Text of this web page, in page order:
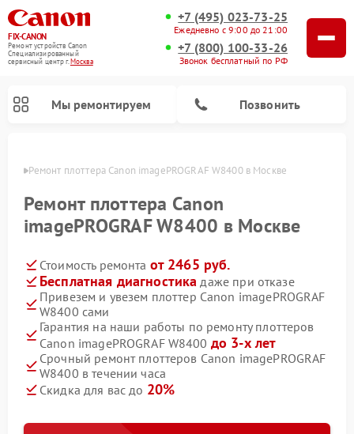
FIX-CANON
Ремонт устройств Canon
Специализированный
cервисный центр г.Москва
+7 (495) 023-73-25
Ежедневно с 9:00 до 21:00
+7 (800) 100-33-26
Звонок бесплатный по РФ
Мы ремонтируем Позвонить
Ремонт плоттера Canon imagePROGRAF W8400 в Москве
Ремонт плоттера Canon
imagePROGRAF W8400 в Москве
Стоимость ремонта от 2465 руб.
Бесплатная диагностика даже при отказе
Привезем и увезем плоттер Canon imagePROGRAF
W8400 сами
Гарантия на наши работы по ремонту плоттеров
Canon imagePROGRAF W8400 до 3-х лет
Срочный ремонт плоттеров Canon imagePROGRAF
W8400 в течении часа
Скидка для вас до 20%